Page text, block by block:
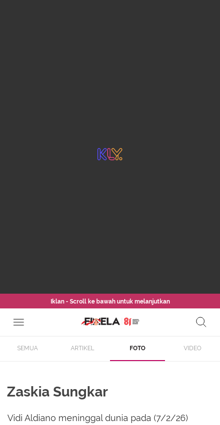
Iklan - Scroll ke bawah untuk melanjutkan
SEMUA ARTIKEL FOTO VIDEO
Zaskia Sungkar
Vidi Aldiano meninggal dunia pada (7/2/26)